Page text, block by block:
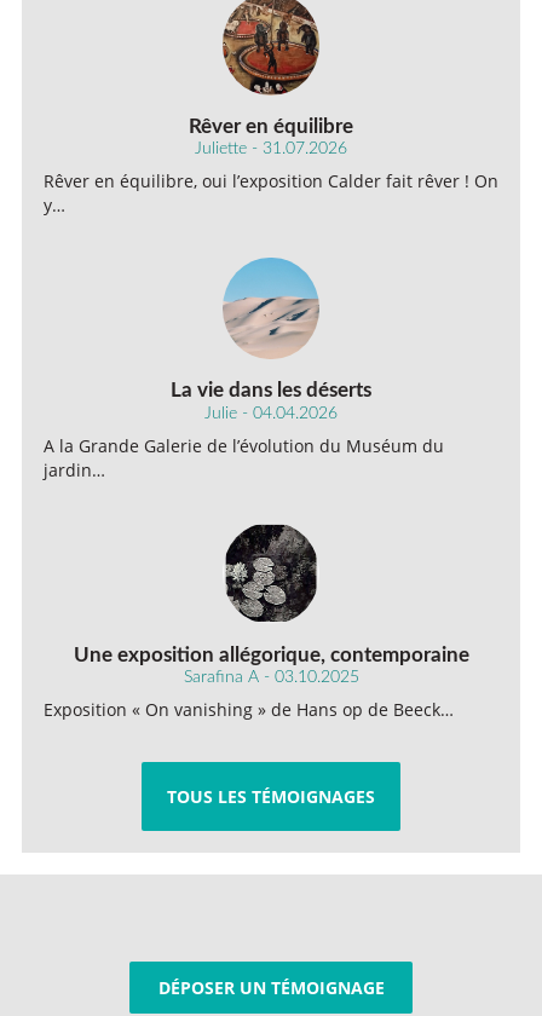
Rêver en équilibre
Juliette - 31.07.2026
Rêver en équilibre, oui l’exposition Calder fait rêver ! On
y…
La vie dans les déserts
Julie - 04.04.2026
A la Grande Galerie de l’évolution du Muséum du
jardin…
Une exposition allégorique, contemporaine
Sarafina A - 03.10.2025
Exposition « On vanishing » de Hans op de Beeck…
TOUS LES TÉMOIGNAGES
DÉPOSER UN TÉMOIGNAGE